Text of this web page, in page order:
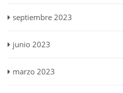
septiembre 2023
junio 2023
marzo 2023